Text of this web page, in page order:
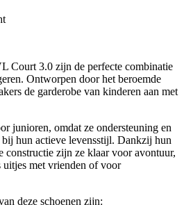
Court 3.0 zijn de perfecte combinatie
Ontworpen door het beroemde
de garderobe van kinderen aan met
junioren, omdat ze ondersteuning en
hun actieve levensstijl. Dankzij hun
constructie zijn ze klaar voor avontuur,
met vrienden of voor
deze schoenen zijn: